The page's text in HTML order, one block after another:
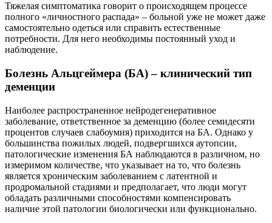
Тяжелая симптоматика говорит о происходящем процессе
полного «личностного распада» – больной уже не может даже
самостоятельно одеться или справить естественные
потребности. Для него необходимы постоянный уход и
наблюдение.
Болезнь Альцгеймера (БА) – клинический тип
деменции
Наиболее распространенное нейродегенеративное
заболевание, ответственное за деменцию (более семидесяти
процентов случаев слабоумия) приходится на БА. Однако у
большинства пожилых людей, подвергшихся аутопсии,
патологические изменения БА наблюдаются в различном, но
измеримом количестве, что указывает на то, что болезнь
является хроническим заболеванием с латентной и
продромальной стадиями и предполагает, что люди могут
обладать различными способностями компенсировать
наличие этой патологии биологически или функционально.